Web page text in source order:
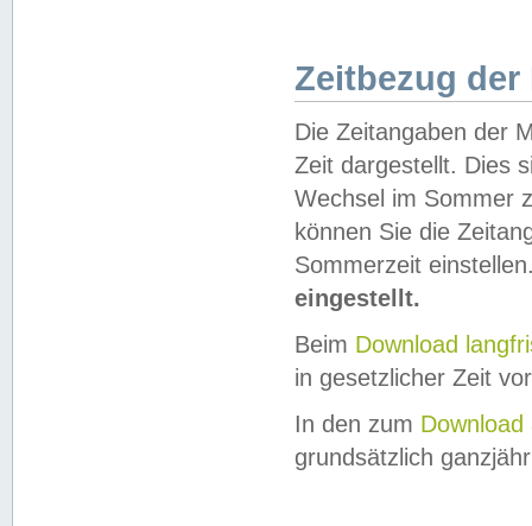
Zeitbezug der
Die Zeitangaben der
Zeit dargestellt. Dies
Wechsel im Sommer
können Sie die
Sommerzeit
eingestellt.
Beim Download
in gesetzlicher Zeit
In den zum Download
grundsätzlich